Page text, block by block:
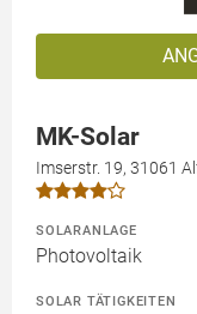
MK-Solar
Imserstr. 19, 31061
SOLARANLAGE
Photovoltaik
SOLAR TÄTIGKEITEN